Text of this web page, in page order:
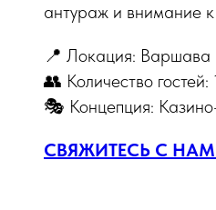
антураж и внимание
📍 Локация: Варшава
👥 Количество гостей:
🎭 Концепция:
СВЯЖИТЕСЬ С